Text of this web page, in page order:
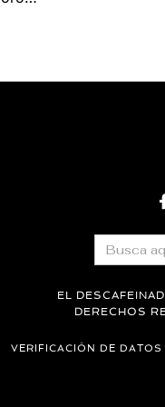
EL
DERECHOS
VERIFICACIÓN DE DATOS